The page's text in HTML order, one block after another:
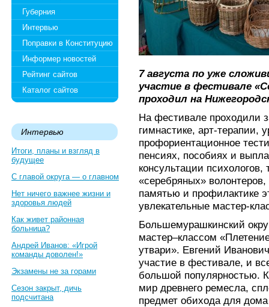
Губерния
Интервью
Поправки в Конституцию
Информер новостей
Рейтинг сайтов
Каталог сайтов
Интервью
Итоги, планы и взгляд в
будущее
С главой округа — о главном
Нет ничего важнее жизни и
здоровья людей
Как живет районная
больница?
Андрей Иванов: «Игрой
команды доволен!»
Экзамены не за горами
Сезон закрыт, дичь
подсчитана
7 августа по уже
участие в фестивале
проходил на
На фестивале проходили
гимнастике, арт-терапии,
профориентационное
пенсиях, пособиях и
консультации
«серебряных»
памятью и профилактике
увлекательные мастер-
Большемурашкинский
мастер–классом
утвари». Евгений
участие в фестивале, и
большой популярностью.
мир древнего ремесла,
предмет обихода для